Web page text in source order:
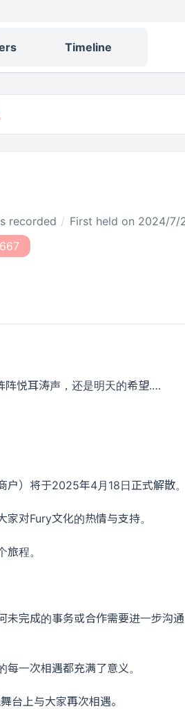
Timeline
recorded First held on 2024/7/
阵悦耳涛声，还是明天的希望.…
）将于2025年4月18日正式解散。
对Fury文化的热情与支持。
程。
完成的事务或合作需要进一步沟
一次相遇都充满了意义。
台上与大家再次相遇。